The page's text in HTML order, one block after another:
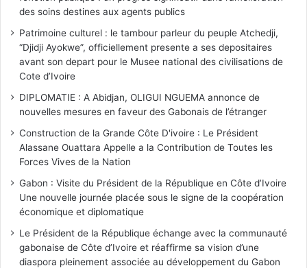
des soins destines aux agents publics
Patrimoine culturel : le tambour parleur du peuple Atchedji,
“Djidji Ayokwe”, officiellement presente a ses depositaires
avant son depart pour le Musee national des civilisations de
Cote d’Ivoire
DIPLOMATIE : A Abidjan, OLIGUI NGUEMA annonce de
nouvelles mesures en faveur des Gabonais de l’étranger
Construction de la Grande Côte D'ivoire : Le Président
Alassane Ouattara Appelle a la Contribution de Toutes les
Forces Vives de la Nation
Gabon : Visite du Président de la République en Côte d’Ivoire
Une nouvelle journée placée sous le signe de la coopération
économique et diplomatique
Le Président de la République échange avec la communauté
gabonaise de Côte d’Ivoire et réaffirme sa vision d’une
diaspora pleinement associée au développement du Gabon